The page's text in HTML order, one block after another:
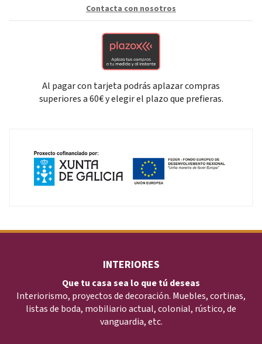
Contacta con nosotros
Al pagar con tarjeta podrás aplazar compras
superiores a 60€ y elegir el plazo que prefieras.
INTERIORES
Que tu casa sea lo que tú deseas
Interiorismo, proyectos de decoración. Muebles, cortinas,
listas de boda, mobiliario actual, colonial, rústico, de
vanguardia, etc.